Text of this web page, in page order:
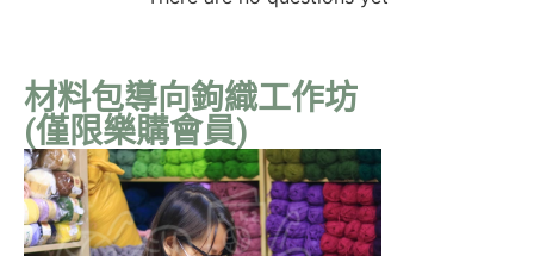
材料包導向鉤織工作坊
(僅限樂購會員)